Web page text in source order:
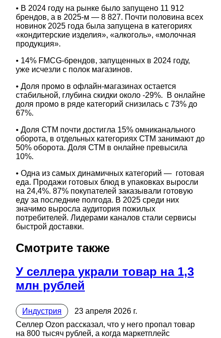
• В 2024 году на рынке было запущено 11 912
брендов, а в 2025-м — 8 827. Почти половина всех
новинок 2025 года была запущена в категориях
«кондитерские изделия», «алкоголь», «молочная
продукция».
• 14% FMCG-брендов, запущенных в 2024 году,
уже исчезли с полок магазинов.
• Доля промо в офлайн-магазинах остается
стабильной, глубина скидки около -29%. В онлайне
доля промо в ряде категорий снизилась с 73% до
67%.
• Доля СТМ почти достигла 15% омниканального
оборота, в отдельных категориях СТМ занимают до
50% оборота. Доля СТМ в онлайне превысила
10%.
• Одна из самых динамичных категорий — готовая
еда. Продажи готовых блюд в упаковках выросли
на 24,4%. 87% покупателей заказывали готовую
еду за последние полгода. В 2025 среди них
значимо выросла аудитория пожилых
потребителей. Лидерами каналов стали сервисы
быстрой доставки.
Смотрите также
У селлера украли товар на 1,3
млн рублей
Индустрия
23 апреля 2026 г.
Селлер Ozon рассказал, что у него пропал товар
на 800 тысяч рублей, а когда маркетплейс